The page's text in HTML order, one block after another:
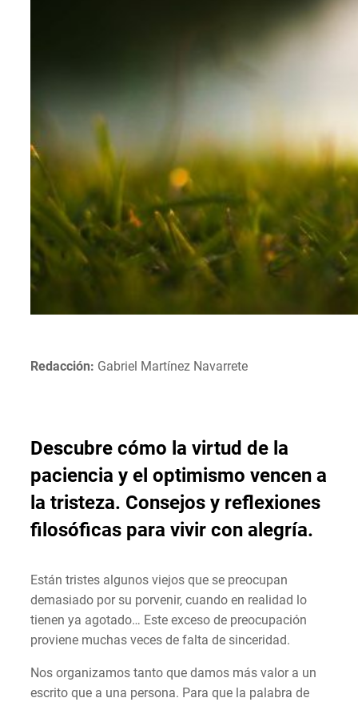
Redacción: Gabriel Martínez Navarrete
Descubre cómo la virtud de la
paciencia y el optimismo vencen a
la tristeza. Consejos y reflexiones
filosóficas para vivir con alegría.
Están tristes algunos viejos que se preocupan
demasiado por su porvenir, cuando en realidad lo
tienen ya agotado… Este exceso de preocupación
proviene muchas veces de falta de sinceridad.
Nos organizamos tanto que damos más valor a un
escrito que a una persona. Para que la palabra de